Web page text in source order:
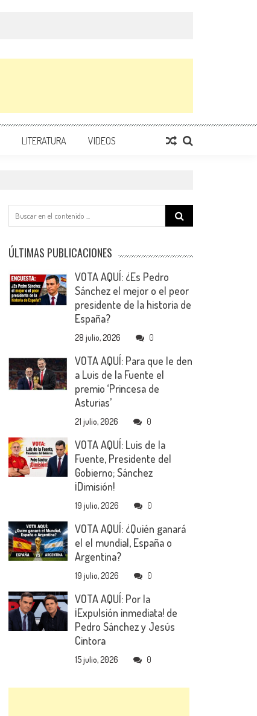
LITERATURA VIDEOS
Search
for:
ÚLTIMAS PUBLICACIONES
VOTA AQUÍ: ¿Es Pedro
Sánchez el mejor o el peor
presidente de la historia de
España?
28 julio, 2026 0
VOTA AQUÍ: Para que le den
a Luis de la Fuente el
premio ‘Princesa de
Asturias’
21 julio, 2026 0
VOTA AQUÍ: Luis de la
Fuente, Presidente del
Gobierno; Sánchez
¡Dimisión!
19 julio, 2026 0
VOTA AQUÍ: ¿Quién ganará
el el mundial, España o
Argentina?
19 julio, 2026 0
VOTA AQUÍ: Por la
¡Expulsión inmediata! de
Pedro Sánchez y Jesús
Cintora
15 julio, 2026 0